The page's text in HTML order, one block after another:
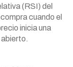
(RSI) del
cuando el
inicia una